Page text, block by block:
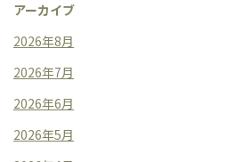
アーカイブ
2026年8月
2026年7月
2026年6月
2026年5月